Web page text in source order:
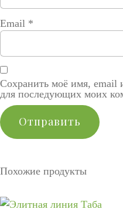
Email *
Сохранить моё имя, email
для последующих моих
Похожие продукты